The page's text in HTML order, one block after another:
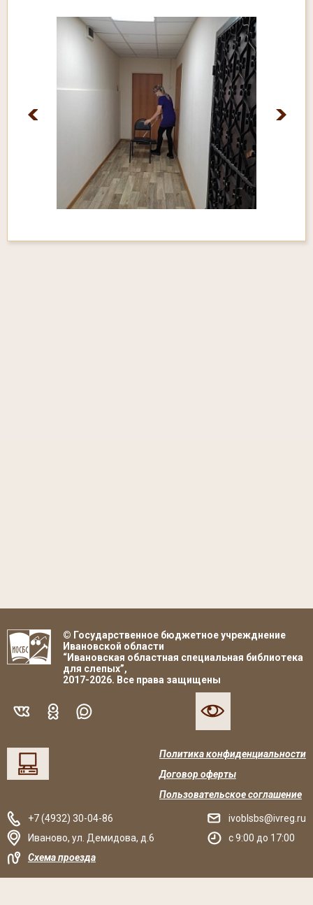
© Государственное бюджетное учрежднение
Ивановской области
“Ивановская областная специальная библиотека
для слепых”,
2017-2026. Все права защищены
Политика конфиденциальности
Договор оферты
Пользовательское соглашение
+7 (4932) 30-04-86
Иваново, ул. Демидова, д.6
Схема проезда
ivoblsbs@ivreg.ru
c 9:00 до 17:00